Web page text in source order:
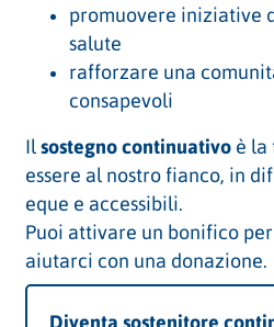
promuovere iniziative
salute
rafforzare una
consapevoli
Il sostegno continuativo è la
essere al nostro fianco, in
eque e accessibili.
Puoi attivare un bonifico
aiutarci con una donazione.